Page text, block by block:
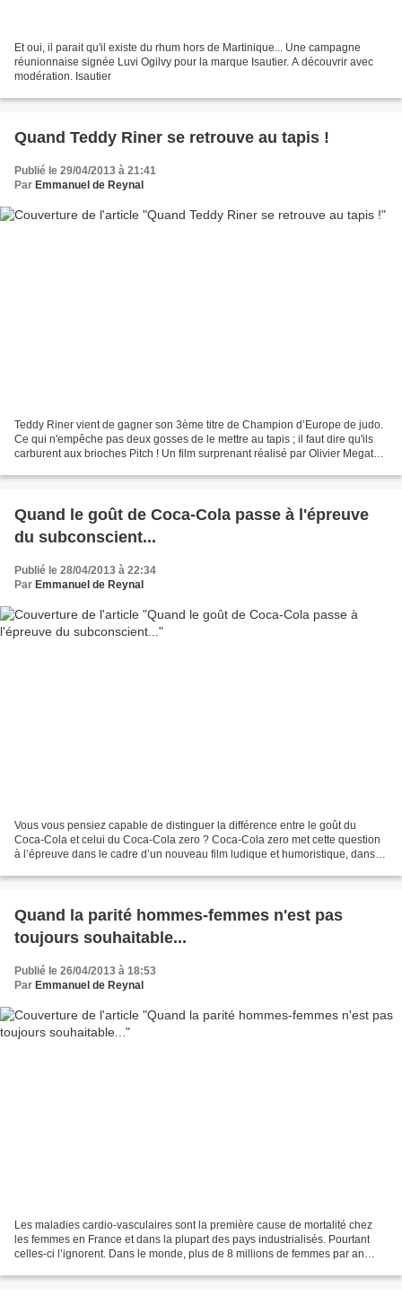
Et oui, il parait qu'il existe du rhum hors de Martinique... Une campagne
réunionnaise signée Luvi Ogilvy pour la marque Isautier. A découvrir avec
modération. Isautier
Quand Teddy Riner se retrouve au tapis !
Publié le 29/04/2013 à 21:41
Par Emmanuel de Reynal
Teddy Riner vient de gagner son 3ème titre de Champion d’Europe de judo.
Ce qui n'empêche pas deux gosses de le mettre au tapis ; il faut dire qu'ils
carburent aux brioches Pitch ! Un film surprenant réalisé par Olivier Megaton
Quand le goût de Coca-Cola passe à l'épreuve
du subconscient...
Publié le 28/04/2013 à 22:34
Par Emmanuel de Reynal
Vous vous pensiez capable de distinguer la différence entre le goût du
Coca-Cola et celui du Coca-Cola zero ? Coca-Cola zero met cette question
à l’épreuve dans le cadre d’un nouveau film ludique et humoristique, dans
Quand la parité hommes-femmes n'est pas
toujours souhaitable...
Publié le 26/04/2013 à 18:53
Par Emmanuel de Reynal
Les maladies cardio-vasculaires sont la première cause de mortalité chez
les femmes en France et dans la plupart des pays industrialisés. Pourtant
celles-ci l’ignorent. Dans le monde, plus de 8 millions de femmes par an